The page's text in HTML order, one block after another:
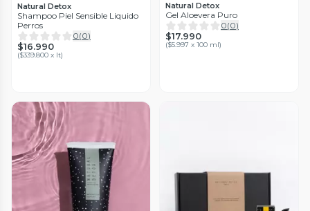
Natural Detox
Shampoo Piel Sensible Liquido
Perros
0(0)
$16.990
($339.800 x lt)
Natural Detox
Gel Aloevera Puro
0(0)
$17.990
($5.997 x 100 ml)